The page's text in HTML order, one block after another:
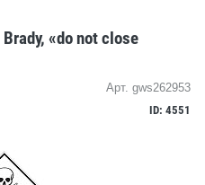
«do not close
Арт. gws262953
ID: 4551